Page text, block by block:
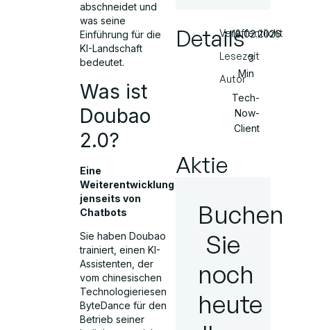
abschneidet und
was seine
Einführung für die
KI-Landschaft
bedeutet.
Was ist
Doubao
2.0?
Eine
Weiterentwicklung
jenseits von
Chatbots
Sie haben Doubao
trainiert, einen KI-
Assistenten, der
vom chinesischen
Technologieriesen
ByteDance für den
Betrieb seiner
DetailsVeröffentlicht
Lesezeit
Autor
18.02.2026
3
Min
Tech-
Now-
Client
Aktie
Buchen
Sie
noch
heute